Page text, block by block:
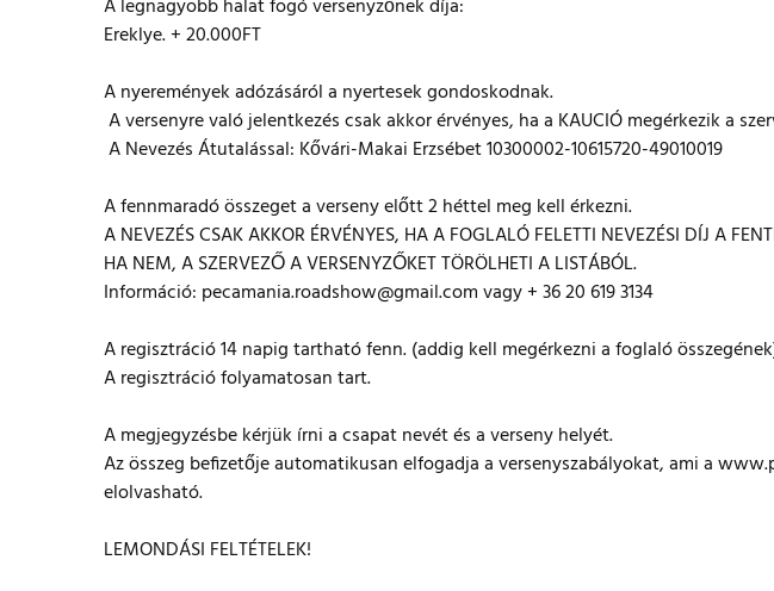
A legnagyobb halat fogó versenyzőnek díja:
Ereklye. + 20.000FT
A nyeremények adózásáról a nyertesek gondoskodnak.
A versenyre való jelentkezés csak akkor érvényes, ha a KAUCIÓ megérkezik a
A Nevezés Átutalással: Kővári-Makai Erzsébet 10300002-10615720-49010019
A fennmaradó összeget a verseny előtt 2 héttel meg kell érkezni.
A NEVEZÉS CSAK AKKOR ÉRVÉNYES, HA A FOGLALÓ FELETTI NEVEZÉSI DÍJ A
HA NEM, A SZERVEZŐ A VERSENYZŐKET TÖRÖLHETI A LISTÁBÓL.
Információ: pecamania.roadshow@gmail.com vagy + 36 20 619 3134
A regisztráció 14 napig tartható fenn. (addig kell megérkezni a foglaló
A regisztráció folyamatosan tart.
A megjegyzésbe kérjük írni a csapat nevét és a verseny helyét.
Az összeg befizetője automatikusan elfogadja a versenyszabályokat, ami a
elolvasható.
LEMONDÁSI FELTÉTELEK!